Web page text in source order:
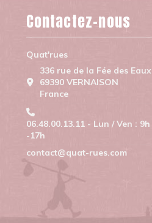
Contactez-nous
Quat'rues
336 rue de la Fée des Eaux
69390 VERNAISON
France
06.48.00.13.11 - Lun / Ven : 9h
-17h
contact@quat-rues.com